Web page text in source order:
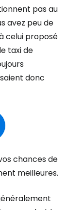
pas au
avez peu de
celui proposé
taxi de
donc
chances de
meilleures.